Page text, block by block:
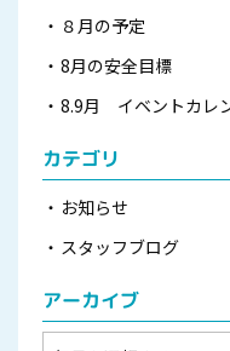
８月の予定
8月の安全目標
8.9月 イベントカレ
カテゴリ
お知らせ
スタッフブログ
アーカイブ